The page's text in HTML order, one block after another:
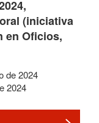
(iniciativa
en Oficios,
de2024
2024